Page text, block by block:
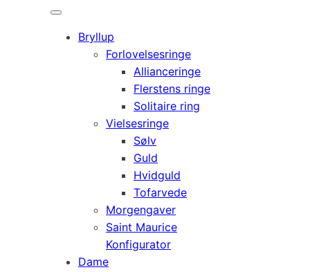
Bryllup
Forlovelsesringe
Allianceringe
Flerstens ringe
Solitaire ring
Vielsesringe
Sølv
Guld
Hvidguld
Tofarvede
Morgengaver
Saint Maurice
Konfigurator
Dame